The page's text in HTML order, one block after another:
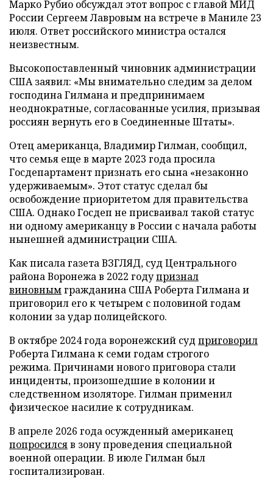
Марко Рубио обсуждал этот вопрос с главой МИД
России Сергеем Лавровым на встрече в Маниле 23
июля. Ответ российского министра остался
неизвестным.
Высокопоставленный чиновник администрации
США заявил: «Мы внимательно следим за делом
господина Гилмана и предпринимаем
неоднократные, согласованные усилия, призывая
россиян вернуть его в Соединенные Штаты».
Отец американца, Владимир Гилман, сообщил,
что семья еще в марте 2023 года просила
Госдепартамент признать его сына «незаконно
удерживаемым». Этот статус сделал бы
освобождение приоритетом для правительства
США. Однако Госдеп не присваивал такой статус
ни одному американцу в России с начала работы
нынешней администрации США.
Как писала газета ВЗГЛЯД, суд Центрального
района Воронежа в 2022 годупризнал
виновнымгражданина США Роберта Гилмана и
приговорил его к четырем с половиной годам
колонии за удар полицейского.
В октябре 2024 года воронежский суд приговорил
Роберта Гилмана к семи годам строгого
режима. Причинами нового приговора стали
инциденты, произошедшие в колонии и
следственном изоляторе. Гилман применил
физическое насилие к сотрудникам.
В апреле 2026 года осужденный американец
попросилсяв зону проведения специальной
военной операции. В июле Гилман был
госпитализирован.